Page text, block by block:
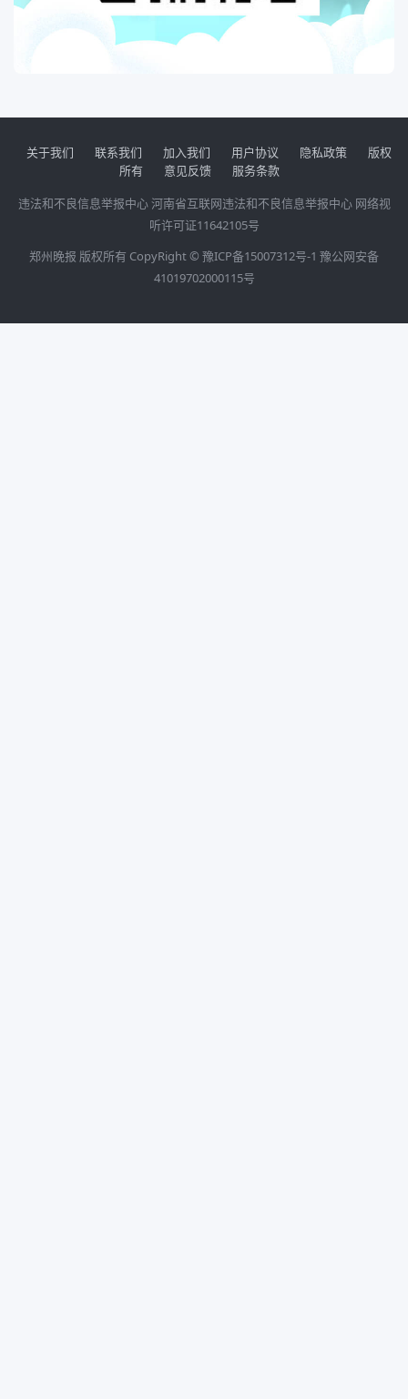
关于我们 联系我们 加入我们 用户协议 隐私政策
版权
所有
意见反馈
服务条款
违法和不良信息举报中心河南省互联网违法和不良信息举报中心 网络视
听许可证11642105号
郑州晚报 版权所有 CopyRight © 豫ICP备15007312号-1 豫公网安备
41019702000115号